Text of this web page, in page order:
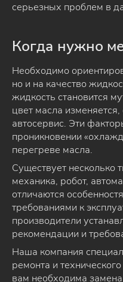
серьезных проблем в
Когда нужно
Необходимо
но и на качество
жидкость становится
цвет масла
автосервис. Эти
проникновении
перегреве масла.
Существует несколько
механика, робот,
отличаются
требованиями к
производители
рекомендации и
Наша компания
ремонта и
вам необходима